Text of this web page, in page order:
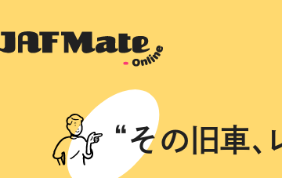
“その旧車